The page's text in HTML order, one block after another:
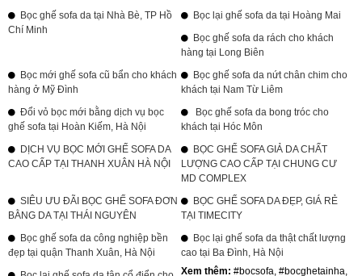
Bọc ghế sofa da tại Nhà Bè, TP Hồ
Chí Minh
Bọc lại ghế sofa da tại Hoàng Mai
Bọc ghế sofa da rách cho khách
hàng tại Long Biên
Bọc mới ghế sofa cũ bẩn cho khách
hàng ở Mỹ Đình
Bọc ghế sofa da nứt chân chim cho
khách tại Nam Từ Liêm
Đổi vỏ bọc mới bằng dịch vụ bọc
ghế sofa tại Hoàn Kiếm, Hà Nội
Bọc ghế sofa da bong tróc cho
khách tại Hóc Môn
DỊCH VỤ BỌC MỚI GHẾ SOFA DA
CAO CẤP TẠI THANH XUÂN HÀ NỘI
BỌC GHẾ SOFA GIẢ DA CHẤT
LƯỢNG CAO CẤP TẠI CHUNG CƯ
MD COMPLEX
SIÊU ƯU ĐÃI BỌC GHẾ SOFA ĐƠN
BẰNG DA TẠI THÁI NGUYÊN
BỌC GHẾ SOFA DA ĐẸP, GIÁ RẺ
TẠI TIMECITY
Bọc ghế sofa da công nghiệp bền
đẹp tại quận Thanh Xuân, Hà Nội
Bọc lại ghế sofa da thật chất lượng
cao tại Ba Đình, Hà Nội
Xem thêm: #bocsofa, #bocghetainha,